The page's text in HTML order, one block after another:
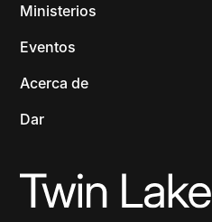
Ministerios
Eventos
Acerca de
Dar